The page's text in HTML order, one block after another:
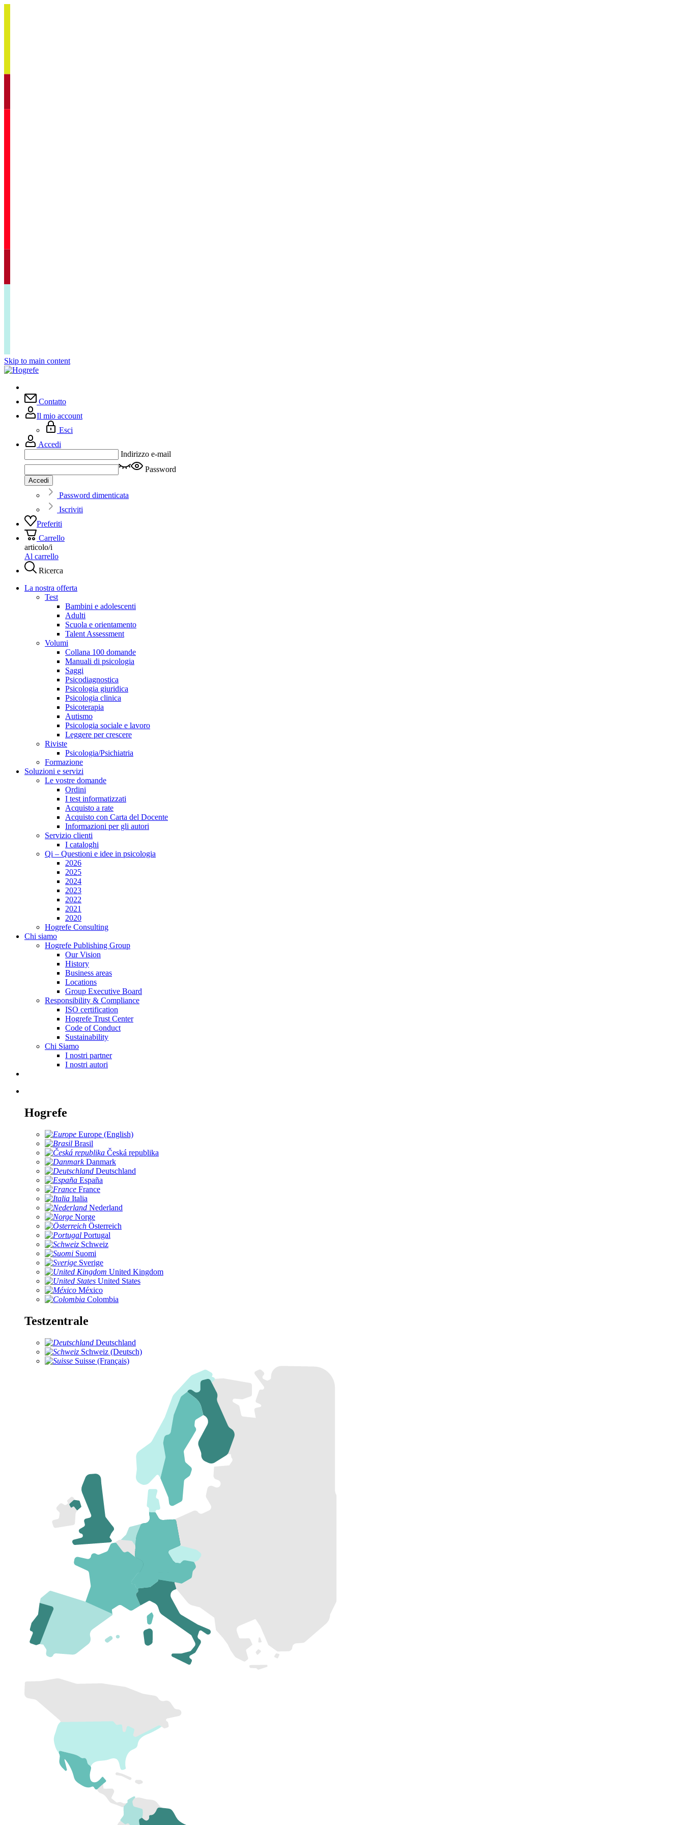
Skip to main content
Contatto
Il mio account
Esci
Accedi
Indirizzo e-mail
Password
Accedi
Password dimenticata
Iscriviti
Preferiti
Carrello
articolo/i
Al carrello
Ricerca
La nostra offerta
Test
Bambini e adolescenti
Adulti
Scuola e orientamento
Talent Assessment
Volumi
Collana 100 domande
Manuali di psicologia
Saggi
Psicodiagnostica
Psicologia giuridica
Psicologia clinica
Psicoterapia
Autismo
Psicologia sociale e lavoro
Leggere per crescere
Riviste
Psicologia/Psichiatria
Formazione
Soluzioni e servizi
Le vostre domande
Ordini
I test informatizzati
Acquisto a rate
Acquisto con Carta del Docente
Informazioni per gli autori
Servizio clienti
I cataloghi
Qi – Questioni e idee in psicologia
2026
2025
2024
2023
2022
2021
2020
Hogrefe Consulting
Chi siamo
Hogrefe Publishing Group
Our Vision
History
Business areas
Locations
Group Executive Board
Responsibility & Compliance
ISO certification
Hogrefe Trust Center
Code of Conduct
Sustainability
Chi Siamo
I nostri partner
I nostri autori
Hogrefe
Europe (English)
Brasil
Česká republika
Danmark
Deutschland
España
France
Italia
Nederland
Norge
Österreich
Portugal
Schweiz
Suomi
Sverige
United Kingdom
United States
México
Colombia
Testzentrale
Deutschland
Schweiz (Deutsch)
Suisse (Français)